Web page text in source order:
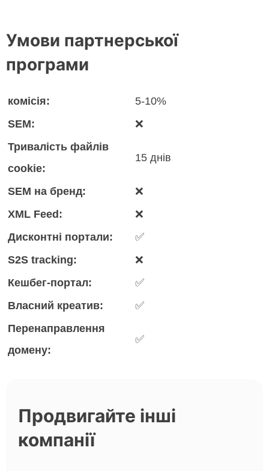
Умови партнерської
програми
комісія:
5-10%
SEM:
❌
Тривалість файлів
cookie:
15 днів
SEM на бренд:
❌
XML Feed:
❌
Дисконтні портали:
✅
S2S tracking:
❌
Кешбег-портал:
✅
Власний креатив:
✅
Перенаправлення
домену:
✅
Продвигайте інші
компанії